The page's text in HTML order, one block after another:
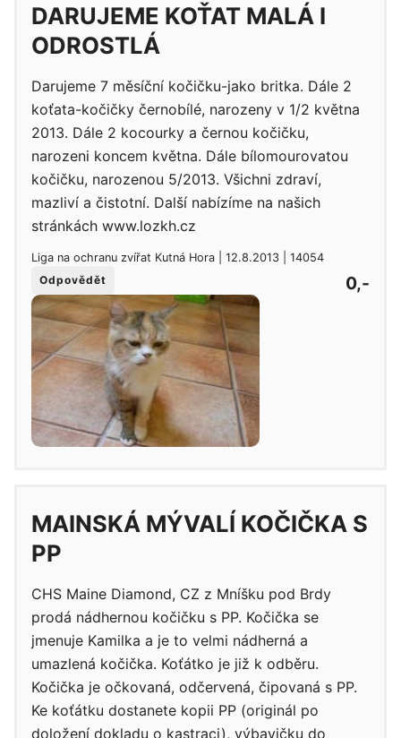
DARUJEME KOŤAT MALÁ I
ODROSTLÁ
Darujeme 7 měsíční kočičku-jako britka. Dále 2
koťata-kočičky černobílé, narozeny v 1/2 května
2013. Dále 2 kocourky a černou kočičku,
narozeni koncem května. Dále bílomourovatou
kočičku, narozenou 5/2013. Všichni zdraví,
mazliví a čistotní. Další nabízíme na našich
stránkách www.lozkh.cz
Liga na ochranu zvířat Kutná Hora | 12.8.2013 | 14054
Odpovědět
0,-
MAINSKÁ MÝVALÍ KOČIČKA S
PP
CHS Maine Diamond, CZ z Mníšku pod Brdy
prodá nádhernou kočičku s PP. Kočička se
jmenuje Kamilka a je to velmi nádherná a
umazlená kočička. Koťátko je již k odběru.
Kočička je očkovaná, odčervená, čipovaná s PP.
Ke koťátku dostanete kopii PP (originál po
doložení dokladu o kastraci), výbavičku do